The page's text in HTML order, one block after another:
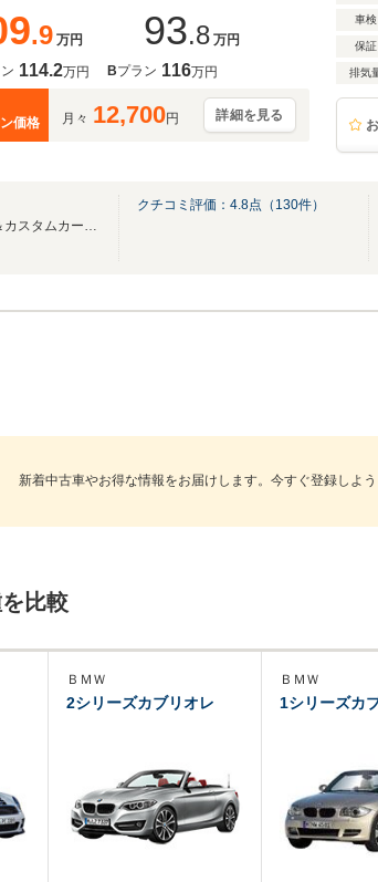
.9 万円 93.8 万円
114.2万円 Bプラン 116万円
価格
月々 12,700円 詳細を見る
車検
保証
排気
クチコミ評価： 4.8点（ 130件）
新着中古車やお得な情報をお届けします。今すぐ登録しよう
比較
ＢＭＷ
2シリーズカブリオレ
ＢＭＷ
1シリーズカ